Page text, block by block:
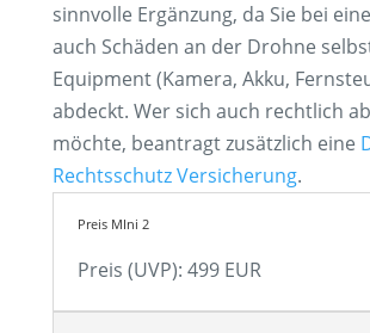
sinnvolle Ergänzung, da Sie bei
auch Schäden an der Drohne
Equipment (Kamera, Akku,
abdeckt. Wer sich auch rechtlich
möchte, beantragt zusätzlich eine
Rechtsschutz Versicherung.
Preis MIni 2
Preis (UVP): 499 EUR